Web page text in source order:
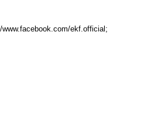
ekf.official;